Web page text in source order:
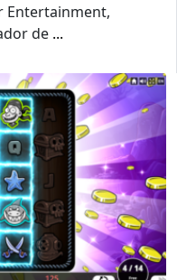
Entertainment,
de ...